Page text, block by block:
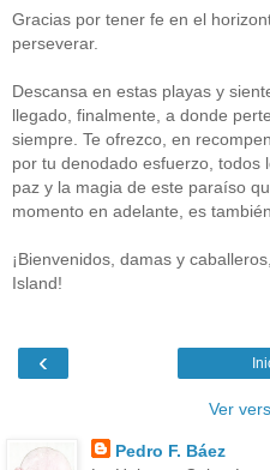
Gracias por tener fe en el
perseverar.
Descansa en estas playas y
llegado, finalmente, a donde
siempre. Te ofrezco, en
por tu denodado esfuerzo, todos
paz y la magia de este paraíso
momento en adelante, es
¡Bienvenidos, damas y
Island!
‹
Ver
Pedro F. Báez